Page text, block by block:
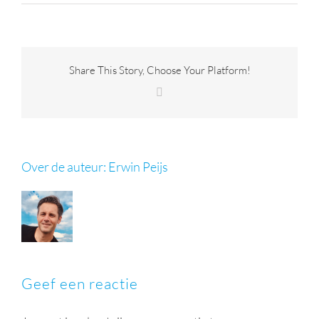
Share This Story, Choose Your Platform!
Over de auteur: Erwin Peijs
Geef een reactie